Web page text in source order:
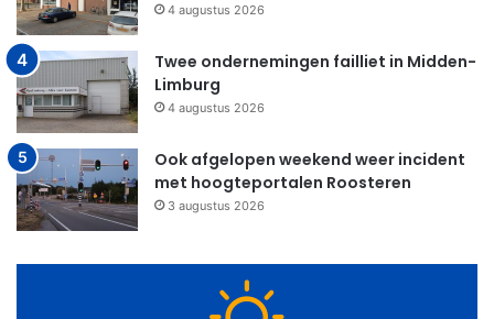
4 augustus 2026
Twee ondernemingen failliet in Midden-
Limburg
4 augustus 2026
Ook afgelopen weekend weer incident
met hoogteportalen Roosteren
3 augustus 2026